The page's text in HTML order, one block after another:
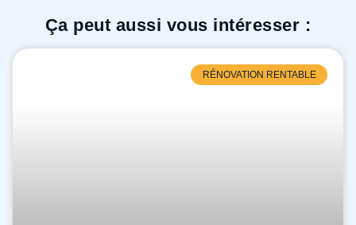
Ça peut aussi vous intéresser :
RÉNOVATION RENTABLE